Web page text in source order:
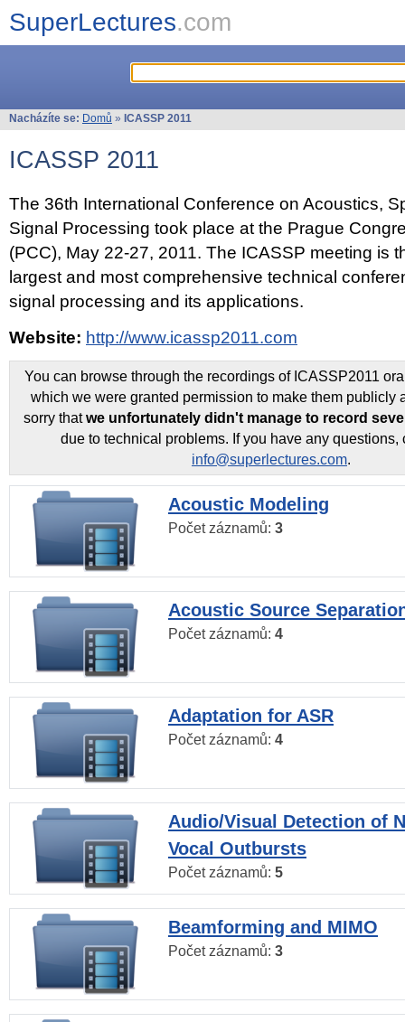
SuperLectures.com
Nacházíte se: Domů » ICASSP 2011
ICASSP 2011
The 36th International Conference on Acoustics,
Signal Processing took place at the Prague
(PCC), May 22-27, 2011. The ICASSP meeting is
largest and most comprehensive technical
signal processing and its applications.
Website: http://www.icassp2011.com
You can browse through the recordings of ICASSP2011
which we were granted permission to make them publicly
sorry thatwe unfortunately didn't manage to record
due to technical problems. If you have any questions,
info@superlectures.com.
Acoustic Modeling
Počet záznamů: 3
Acoustic Source
Počet záznamů: 4
Adaptation for ASR
Počet záznamů: 4
Audio/Visual Detection of
Vocal Outbursts
Počet záznamů: 5
Beamforming and MIMO
Počet záznamů: 3